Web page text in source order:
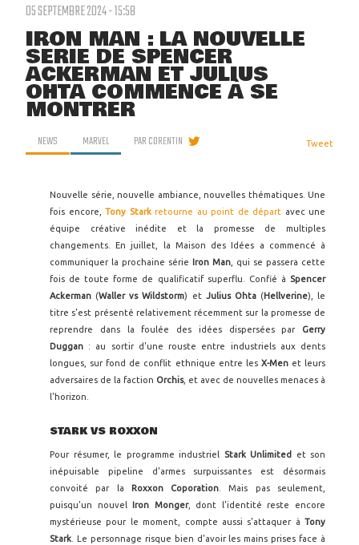
05 SEPTEMBRE 2024 - 15:58
IRON MAN : LA NOUVELLE
SÉRIE DE SPENCER
ACKERMAN ET JULIUS
OHTA COMMENCE À SE
MONTRER
NEWS MARVEL PARCORENTIN Tweet
Nouvelle série, nouvelle ambiance, nouvelles thématiques. Une
fois encore, Tony Starkretourne au point de départ avec une
équipe créative inédite et la promesse de multiples
changements. En juillet, la Maison des Idées a commencé à
communiquer la prochaine série Iron Man , qui se passera cette
fois de toute forme de qualificatif superflu. Confié à Spencer
Ackerman (Waller vs Wildstorm) et Julius Ohta(Hellverine), le
titre s'est présenté relativement récemment sur la promesse de
reprendre dans la foulée des idées dispersées par Gerry
Duggan : au sortir d'une rouste entre industriels aux dents
longues, sur fond de conflit ethnique entre les X-Menet leurs
adversaires de la faction Orchis, et avec de nouvelles menaces à
l'horizon.
STARK VS ROXXON
Pour résumer, le programme industriel Stark Unlimited
et son
inépuisable pipeline d'armes surpuissantes est désormais
convoité par la
Roxxon Coporation . Mais pas seulement,
puisqu'un nouvel
Iron Monger, dont l'identité reste encore
mystérieuse pour le moment, compte aussi s'attaquer à Tony
Stark . Le personnage risque bien d'avoir les mains prises face à